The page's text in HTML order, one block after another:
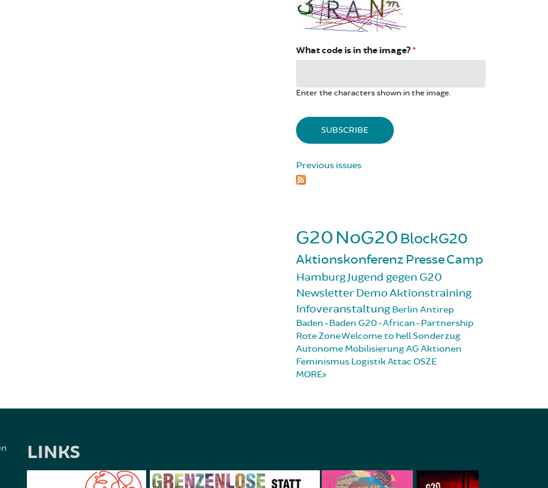
What code is in the image? *
Enter the characters shown in the image.
Previous issues
G20NoG20 BlockG20
Aktionskonferenz PresseCamp
HamburgJugend gegen G20
NewsletterDemoAktionstraining
Infoveranstaltung Berlin Antirep
Baden-Baden G20-African-Partnership
Rote ZoneWelcome to hellSonderzug
Autonome MobilisierungAG Aktionen
Feminismus Logistik Attac OSZE
MORE
LINKS